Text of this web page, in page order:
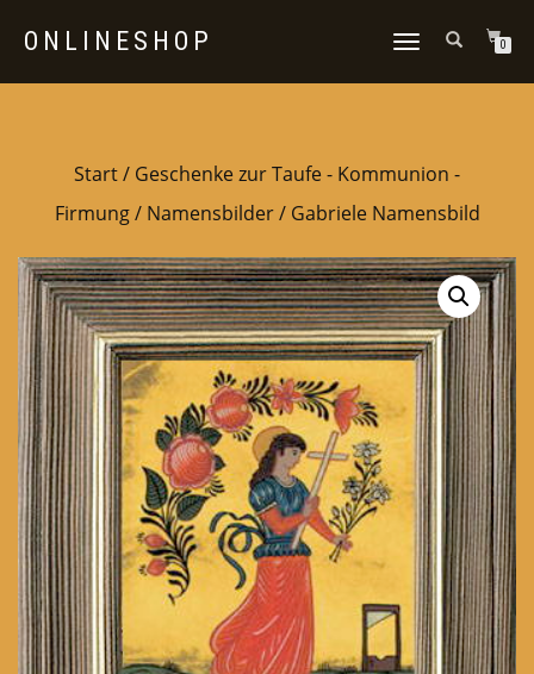
ONLINESHOP
NAVIGATION
0
Start/ Geschenke zur Taufe - Kommunion -
Firmung/ Namensbilder/ Gabriele Namensbild